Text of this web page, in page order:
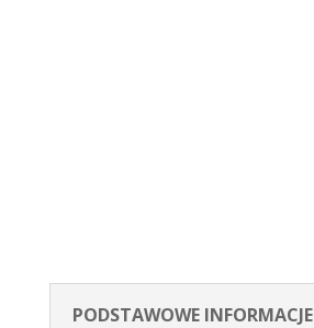
PODSTAWOWE INFORMACJE